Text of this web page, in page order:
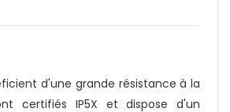
d'une grande résistance à la
certifiés IP5X et dispose d'un